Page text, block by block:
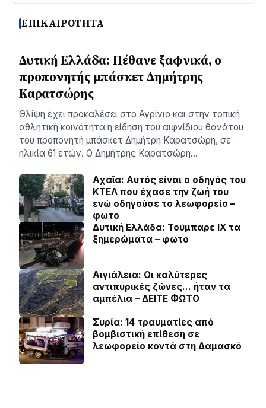
ΕΠΙΚΑΙΡΟΤΗΤΑ
Δυτική Ελλάδα: Πέθανε ξαφνικά, ο
προπονητής μπάσκετ Δημήτρης
Καρατσώρης
Θλίψη έχει προκαλέσει στο Αγρίνιο και στην τοπική
αθλητική κοινότητα η είδηση του αιφνίδιου θανάτου
του προπονητή μπάσκετ Δημήτρη Καρατσώρη, σε
ηλικία 61 ετών. Ο Δημήτρης Καρατσώρη…
Αχαϊα: Αυτός είναι ο οδηγός του
ΚΤΕΛ που έχασε την ζωή του
ενώ οδηγούσε το λεωφορείο –
φωτο
Δυτική Ελλάδα: Τούμπαρε ΙΧ τα
ξημερώματα – φωτο
Αιγιάλεια: Οι καλύτερες
αντιπυρικές ζώνες… ήταν τα
αμπέλια – ΔΕΙΤΕ ΦΩΤΟ
Συρία: 14 τραυματίες από
βομβιστική επίθεση σε
λεωφορείο κοντά στη Δαμασκό